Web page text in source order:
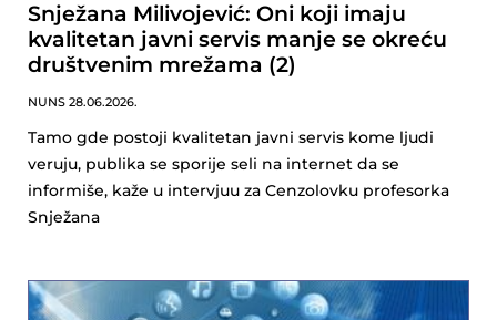
Snježana Milivojević: Oni koji imaju
kvalitetan javni servis manje se okreću
društvenim mrežama (2)
NUNS 28.06.2026.
Tamo gde postoji kvalitetan javni servis kome ljudi
veruju, publika se sporije seli na internet da se
informiše, kaže u intervjuu za Cenzolovku profesorka
Snježana